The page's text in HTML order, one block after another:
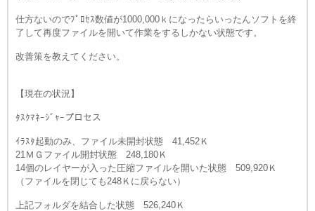
仕方ないのでﾌﾟﾛｾｽ数値が1000,000ｋになったらいったんソフトを終
了して再度ファイルを開いて作業をするしかない状態です。
改善策を教えてください。
【現在の状況】
ﾀｽｸﾏﾈｰｼﾞｬｰプロセス
ｲﾗｽﾀ起動のみ、ファイル未開封状態 41,452Ｋ
21ＭＧファイル開封状態 248,180Ｋ
14個のレイヤーが入った圧縮ファイルを開いた状態 509,920Ｋ
（ファイルを閉じても248Ｋに戻らない）
上記フォルダを結合した状態 526,240Ｋ